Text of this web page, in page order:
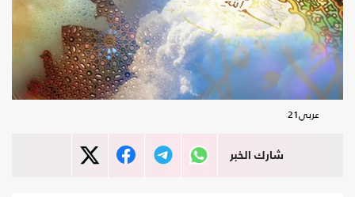
عربي21
شارك الخبر